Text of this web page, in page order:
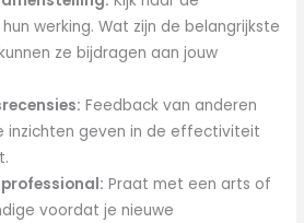
werking. Wat zijn de belangrijkste
ze bijdragen aan jouw
Feedback van anderen
inzichten geven in de effectiviteit
Praat met een arts of
voordat je nieuwe